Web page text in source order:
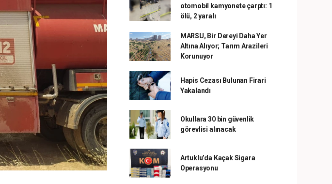
otomobil kamyonete çarptı: 1
ölü, 2 yaralı
MARSU, Bir Dereyi Daha Yer
Altına Alıyor; Tarım Arazileri
Korunuyor
Hapis Cezası Bulunan Firari
Yakalandı
Okullara 30 bin güvenlik
görevlisi alınacak
Artuklu’da Kaçak Sigara
Operasyonu